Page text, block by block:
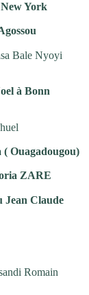
York
Bale Nyoyi
à Bonn
Ouagadougou)
ZARE
Jean Claude
Romain